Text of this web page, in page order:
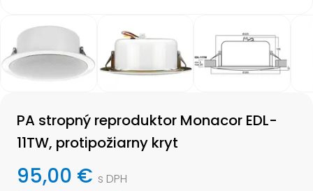
5
PA stropný reproduktor Monacor EDL-
11TW, protipožiarny kryt
95,00 € s DPH